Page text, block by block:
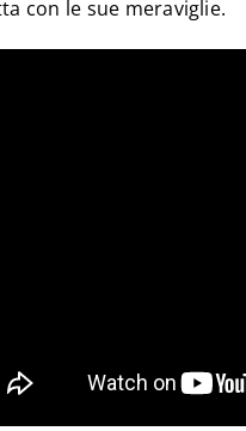
con le sue meraviglie.